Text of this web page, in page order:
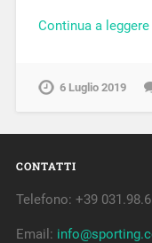
Continua a
6 Luglio 2019
CONTATTI
Telefono: +39
Email: